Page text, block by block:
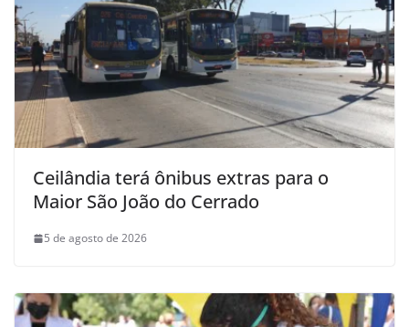
Ceilândia terá ônibus extras para o
Maior São João do Cerrado
5 de agosto de 2026